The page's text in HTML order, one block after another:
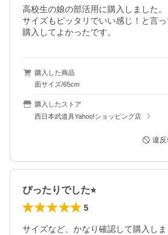
高校生の娘の部活用に購入しました。
サイズもピッタリでいい感じ！と言っ
購入してよかったです。
購入した商品
面サイズ/65cm
購入したストア
西日本武道具Yahoo!ショッピング店
違
ぴったりでした⭐︎
5
サイズなど、かなり確認して購入しま